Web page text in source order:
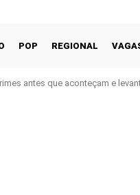
POP REGIONAL
antes que aconteçam e